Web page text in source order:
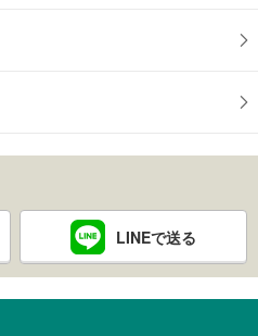
LINEで送る